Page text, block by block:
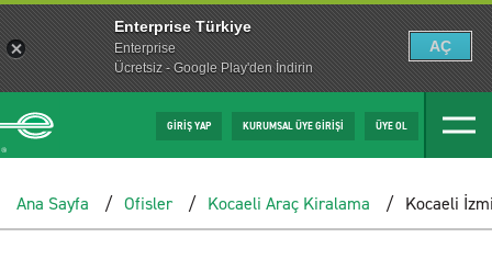
GİRİŞ YAP KURUMSAL ÜYE GİRİŞİ ÜYE OL
Ana Sayfa Ofisler Kocaeli Araç Kiralama Kocaeli
Enterprise Türkiye
Enterprise
Ücretsiz - Google Play'den İndirin
AÇ